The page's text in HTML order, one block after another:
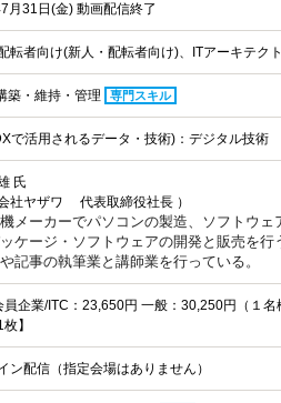
月31日(金) 動画配信終了
転者向け(新人・配転者向け)、ITアーキテク
築・維持・管理 専門スキル
で活用されるデータ・技術)：デジタル技術
氏
会社ヤザワ 代表取締役社長 ）
メーカーでパソコンの製造、
ソフトウェ
ケージ ・ソフトウェアの開発と販売を行
記事の執筆業と講師業を行っている。
員企業/ITC：23,650円 一般：30,250円（１
】
ン配信（指定会場はありません）